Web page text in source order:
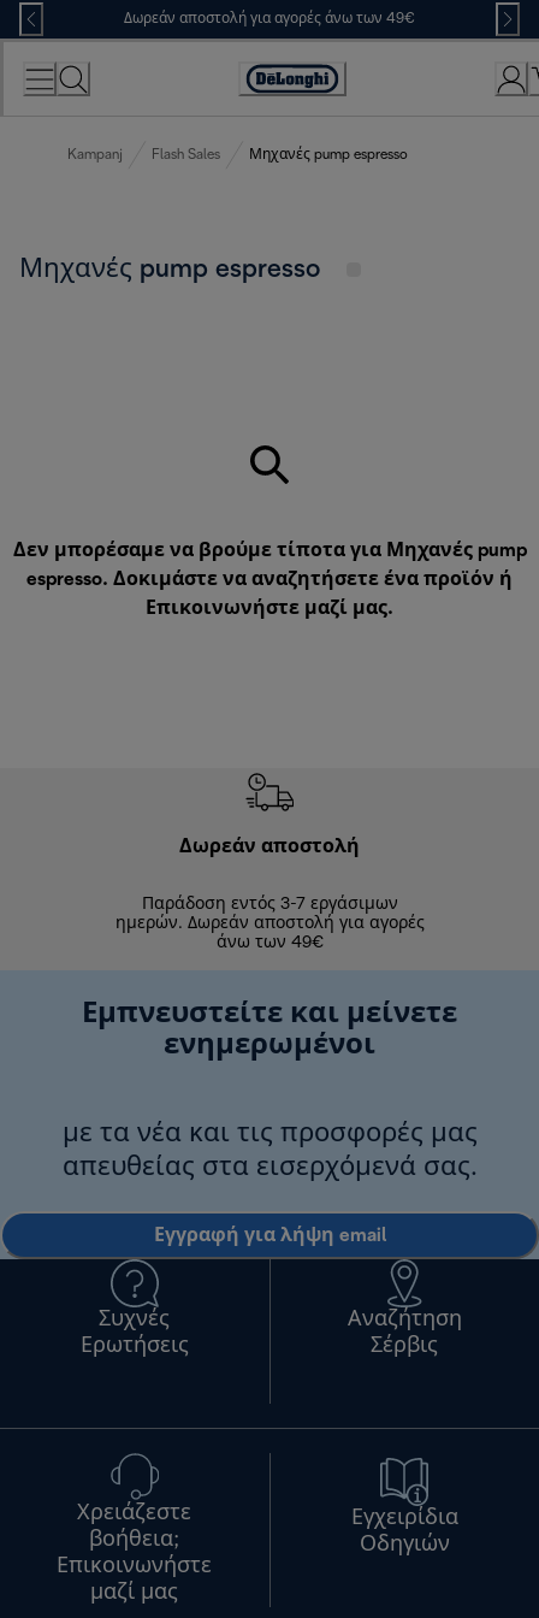
Skip
to
Content
Δωρεάν αποστολή για αγορές άνω των 49€
Accessibility
Kampanj Flash Sales Μηχανές pump espresso
Μηχανές pump espresso
Δεν μπορέσαμε να βρούμε τίποτα για Μηχανές pump
espresso. Δοκιμάστε να αναζητήσετε ένα προϊόν ή
Επικοινωνήστε μαζί μας.
Δωρεάν αποστολή
Παράδοση εντός 3-7 εργάσιμων
ημερών. Δωρεάν αποστολή για αγορές
άνω των 49€
Εμπνευστείτε και μείνετε
ενημερωμένοι
με τα νέα και τις προσφορές μας
απευθείας στα εισερχόμενά σας.
Εγγραφή για λήψη email
Συχνές
Ερωτήσεις
Αναζήτηση
Σέρβις
Χρειάζεστε
βοήθεια;
Επικοινωνήστε
μαζί μας
Εγχειρίδια
Οδηγιών